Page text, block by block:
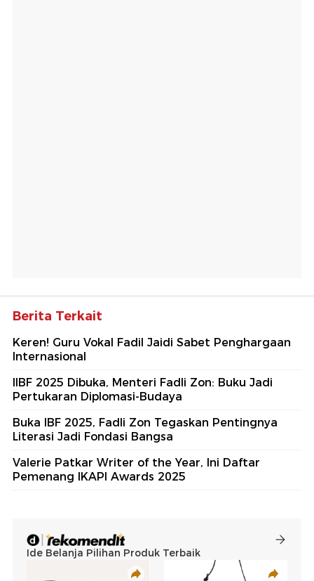
Berita Terkait
Keren! Guru Vokal Fadil Jaidi Sabet Penghargaan
Internasional
IIBF 2025 Dibuka, Menteri Fadli Zon: Buku Jadi
Pertukaran Diplomasi-Budaya
Buka IBF 2025, Fadli Zon Tegaskan Pentingnya
Literasi Jadi Fondasi Bangsa
Valerie Patkar Writer of the Year, Ini Daftar
Pemenang IKAPI Awards 2025